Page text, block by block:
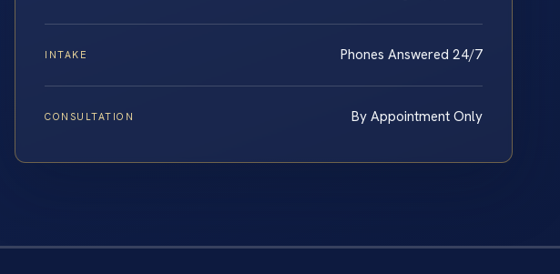
INTAKE Phones Answered 24/7
CONSULTATION By Appointment Only